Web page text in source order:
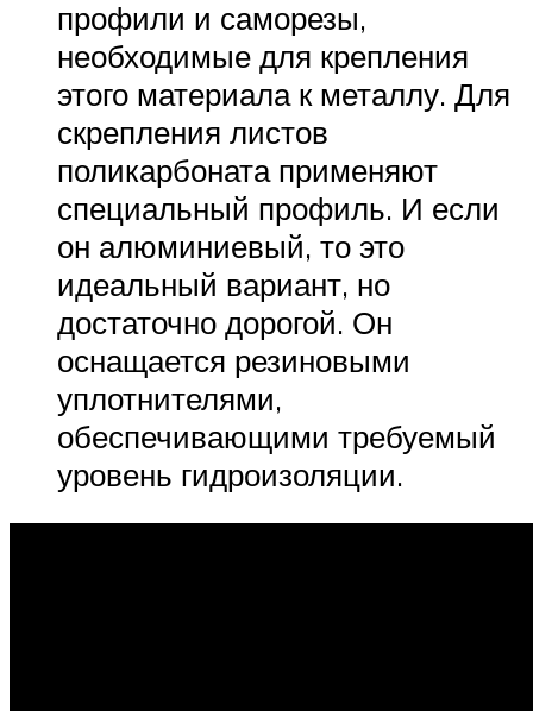
профили и саморезы,
необходимые для крепления
этого материала к металлу. Для
скрепления листов
поликарбоната применяют
специальный профиль. И если
он алюминиевый, то это
идеальный вариант, но
достаточно дорогой. Он
оснащается резиновыми
уплотнителями,
обеспечивающими требуемый
уровень гидроизоляции.